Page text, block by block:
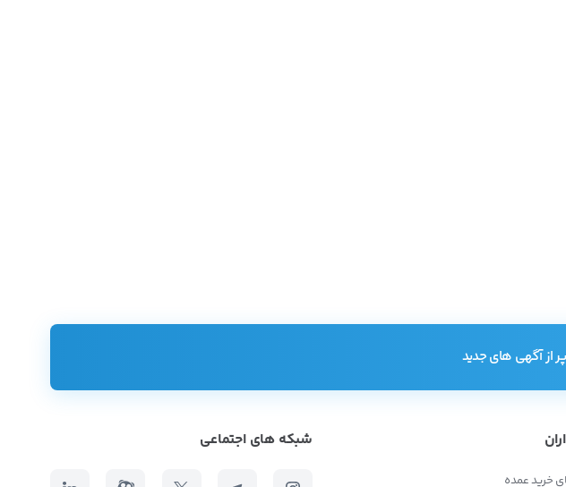
از آگهی های جدید
خرید عمده
شبکه های اجتماعی